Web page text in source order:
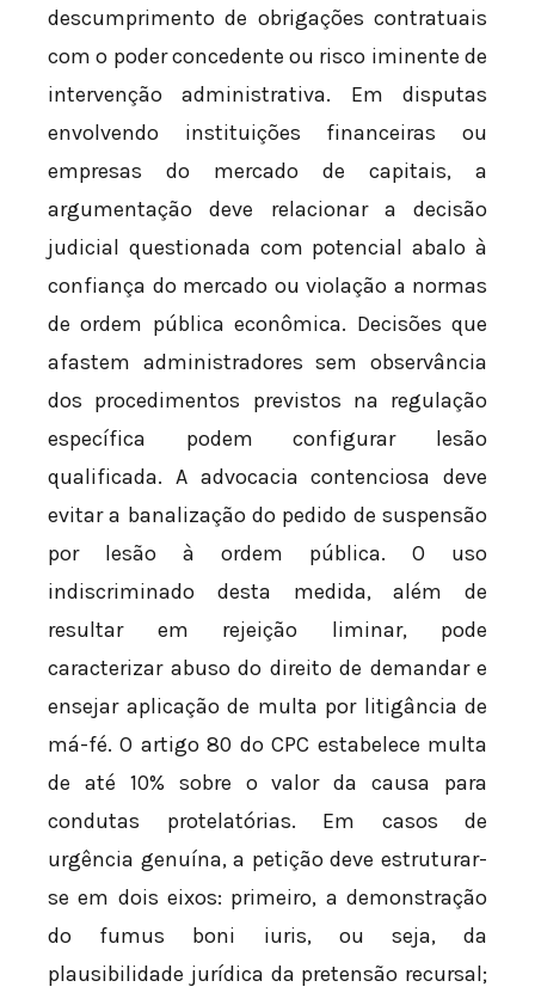
descumprimento de obrigações contratuais
com o poder concedente ou risco iminente de
intervenção administrativa. Em disputas
envolvendo instituições financeiras ou
empresas do mercado de capitais, a
argumentação deve relacionar a decisão
judicial questionada com potencial abalo à
confiança do mercado ou violação a normas
de ordem pública econômica. Decisões que
afastem administradores sem observância
dos procedimentos previstos na regulação
específica podem configurar lesão
qualificada. A advocacia contenciosa deve
evitar a banalização do pedido de suspensão
por lesão à ordem pública. O uso
indiscriminado desta medida, além de
resultar em rejeição liminar, pode
caracterizar abuso do direito de demandar e
ensejar aplicação de multa por litigância de
má-fé. O artigo 80 do CPC estabelece multa
de até 10% sobre o valor da causa para
condutas protelatórias. Em casos de
urgência genuína, a petição deve estruturar-
se em dois eixos: primeiro, a demonstração
do fumus boni iuris, ou seja, da
plausibilidade jurídica da pretensão recursal;